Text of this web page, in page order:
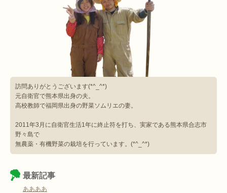
訪問ありがとうございます(*^_^*)
元自衛官で熊本県出身の夫。
高校教師で福岡県出身の野菜ソムリエの妻。
2011年3月に自衛官生活1年に終止符を打ち、実家である熊本県合志市
野々島で
無農薬・有機野菜の栽培を行っています。(*^_^*)
最新記事
ああああ